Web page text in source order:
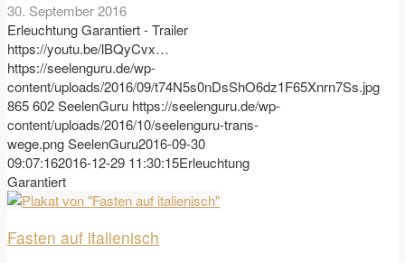
30. September 2016
Erleuchtung Garantiert - Trailer
https://youtu.be/lBQyCvx…
https://seelenguru.de/wp-
content/uploads/2016/09/t74N5s0nDsShO6dz1F65Xnrn7Ss.jpg
865602SeelenGuru https://seelenguru.de/wp-
content/uploads/2016/10/seelenguru-trans-
wege.pngSeelenGuru2016-09-30
09:07:162016-12-29 11:30:15Erleuchtung
Garantiert
Fasten auf italienisch